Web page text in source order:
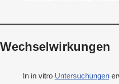
Wechselwirkungen
In in vitro Untersuchungen